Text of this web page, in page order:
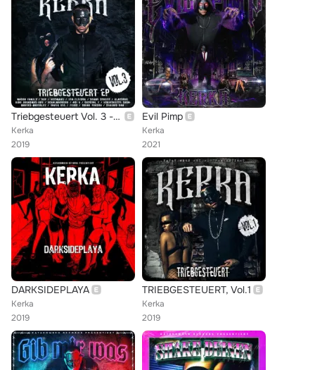
Triebgesteuert Vol. 3 - EP
Kerka
2019
Evil Pimp
Kerka
2021
DARKSIDEPLAYA
Kerka
2019
TRIEBGESTEUERT, Vol.1
Kerka
2019